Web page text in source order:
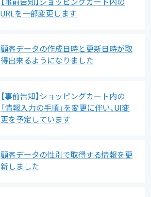
【事前告知】ショッピングカート内の
URLを一部変更します
顧客データの作成日時と更新日時が取
得出来るようになりました
【事前告知】ショッピングカート内の
「情報入力の手順」を変更に伴い、UI変
更を予定しています
顧客データの性別で取得する情報を更
新しました